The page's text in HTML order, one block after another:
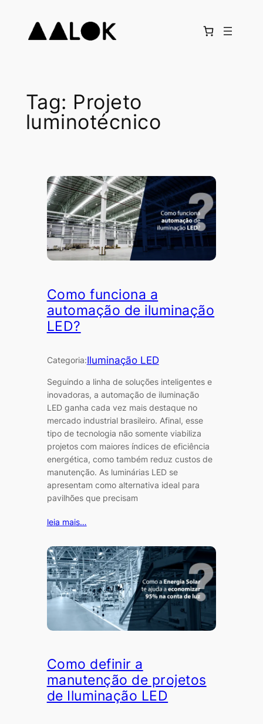
Tag: Projeto
luminotécnico
Como funciona a
automação de iluminação
LED?
Categoria:Iluminação LED
Seguindo a linha de soluções inteligentes e
inovadoras, a automação de iluminação
LED ganha cada vez mais destaque no
mercado industrial brasileiro. Afinal, esse
tipo de tecnologia não somente viabiliza
projetos com maiores índices de eficiência
energética, como também reduz custos de
manutenção. As luminárias LED se
apresentam como alternativa ideal para
pavilhões que precisam
leia mais…
Como definir a
manutenção de projetos
de Iluminação LED